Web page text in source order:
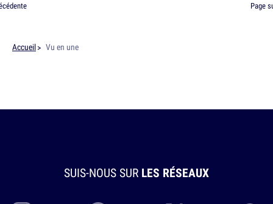
Page
Accueil Vu en une
SUIS-NOUS SUR LES RÉSEAUX